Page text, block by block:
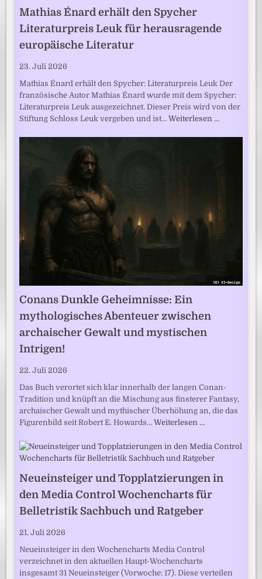
Mathias Énard erhält den Spycher
Literaturpreis Leuk für herausragende
europäische Literatur
23. Juli 2026
Mathias Énard erhält den Spycher: Literaturpreis Leuk Der
französische Autor Mathias Énard wurde mit dem Spycher:
Literaturpreis Leuk ausgezeichnet. Dieser Preis wird von der
Stiftung Schloss Leuk vergeben und ist…Weiterlesen …
Conans Dunkle Geheimnisse: Ein
mythologisches Abenteuer zwischen
archaischer Gewalt und mystischen
Intrigen!
22. Juli 2026
Das Buch verortet sich klar innerhalb der langen Conan-
Tradition und knüpft an die Mischung aus finsterer Fantasy,
archaischer Gewalt und mythischer Überhöhung an, die das
Figurenbild seit Robert E. Howards…Weiterlesen …
Neueinsteiger und Topplatzierungen in
den Media Control Wochencharts für
Belletristik Sachbuch und Ratgeber
21. Juli 2026
Neueinsteiger in den Wochencharts Media Control
verzeichnet in den aktuellen Haupt-Wochencharts
insgesamt 31 Neueinsteiger (Vorwoche: 17). Diese verteilen